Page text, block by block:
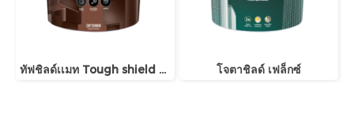
ทัฟชิลด์เเมท Tough shield matt โจตาชิลด์ เฟล็กซ์